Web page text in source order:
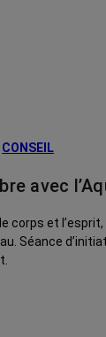
CONSEIL
avec
corps et
Séance